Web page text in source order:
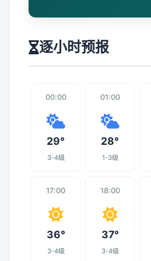
逐小时预报
00:00
29°
3-4级
01:00
28°
1-3级
17:00
36°
3-4级
18:00
37°
3-4级